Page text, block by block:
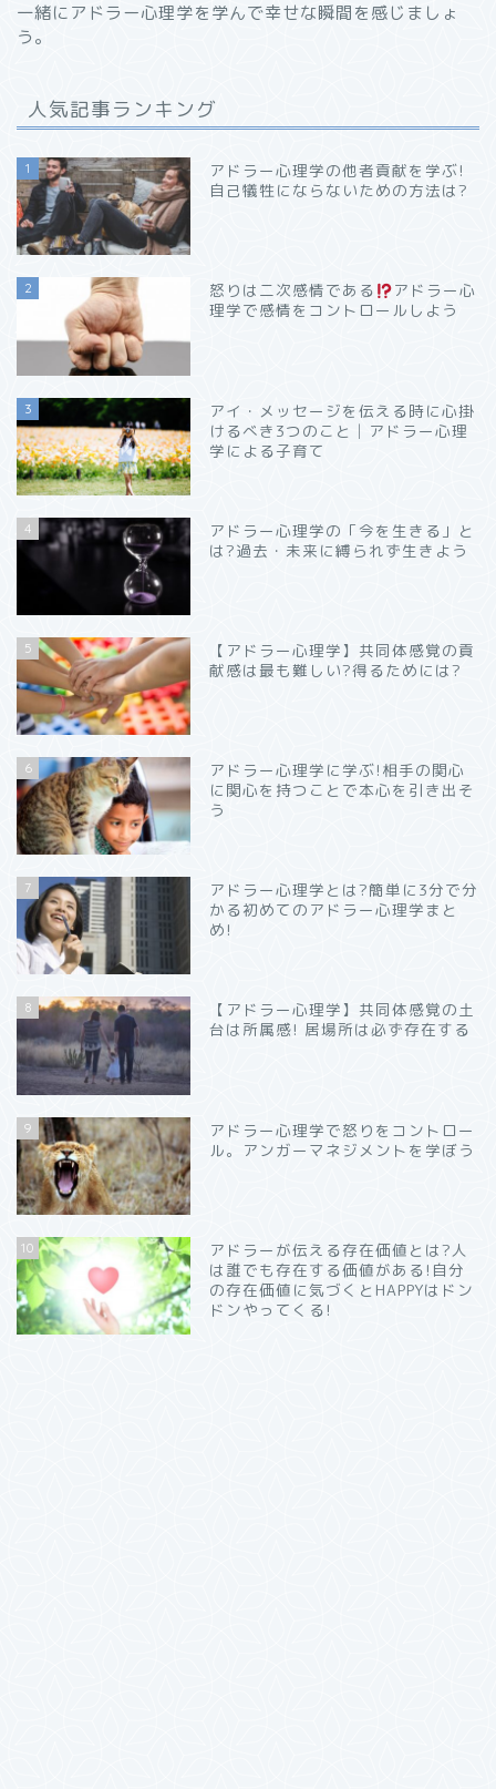
一緒にアドラー心理学を学んで幸せな瞬間を感じましょ
う。
人気記事ランキング
1
アドラー心理学の他者貢献を学ぶ!
自己犠牲にならないための方法は?
2 怒りは二次感情である
アドラー心
理学で感情をコントロールしよう
3
アイ・メッセージを伝える時に心掛
けるべき3つのこと│アドラー心理
学による子育て
4
アドラー心理学の「今を生きる」と
は?過去・未来に縛られず生きよう
5
【アドラー心理学】共同体感覚の貢
献感は最も難しい?得るためには?
6
アドラー心理学に学ぶ!相手の関心
に関心を持つことで本心を引き出そ
う
7
アドラー心理学とは?簡単に3分で分
かる初めてのアドラー心理学まと
め!
8
【アドラー心理学】共同体感覚の土
台は所属感! 居場所は必ず存在する
9
アドラー心理学で怒りをコントロー
ル。アンガーマネジメントを学ぼう
10
アドラーが伝える存在価値とは?人
は誰でも存在する価値がある!自分
の存在価値に気づくとHAPPYはドン
ドンやってくる!